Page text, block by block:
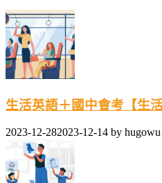
生活英語＋國中會考【生
2023-12-282023-12-14 by hugowu